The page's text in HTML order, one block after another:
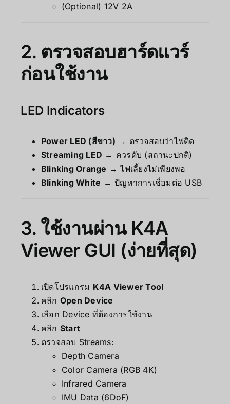
(Optional) 12V 2A
2. ตรวจสอบฮาร์ดแวร์
ก่อนใช้งาน
LED Indicators
Power LED (สีขาว) → ตรวจสอบว่าไฟติด
Streaming LED → ควรดับ (สถานะปกติ)
Blinking Orange → ไฟเลี้ยงไม่เพียงพอ
Blinking White → ปัญหาการเชื่อมต่อ USB
3. ใช้งานผ่าน K4A
Viewer GUI (ง่ายที่สุด)
เปิดโปรแกรม K4A Viewer Tool
คลิก Open Device
เลือก Device ที่ต้องการใช้งาน
คลิก Start
ตรวจสอบ Streams:
Depth Camera
Color Camera (RGB 4K)
Infrared Camera
IMU Data (6DoF)